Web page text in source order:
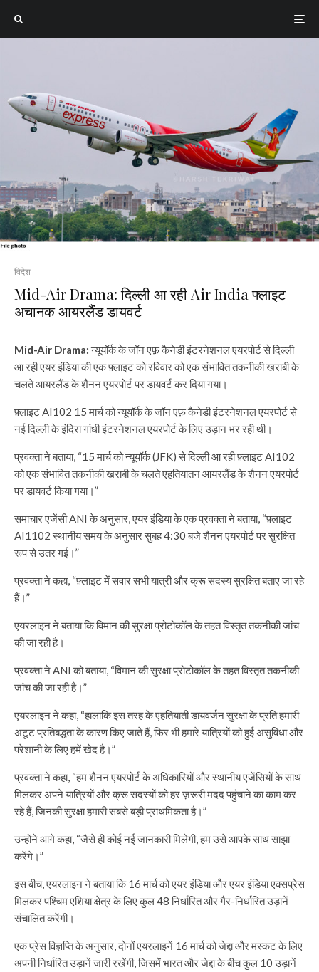
विदेश
Mid-Air Drama: दिल्ली आ रही Air India फ्लाइट
अचानक आयरलैंड डायवर्ट
Mid-Air Drama:न्यूयॉर्क के जॉन एफ़ कैनेडी इंटरनेशनल एयरपोर्ट से दिल्ली
आ रही एयर इंडिया की एक फ़्लाइट को रविवार को एक संभावित तकनीकी खराबी के
चलते आयरलैंड के शैनन एयरपोर्ट पर डायवर्ट कर दिया गया।
फ़्लाइट AI102 15 मार्च को न्यूयॉर्क के जॉन एफ़ कैनेडी इंटरनेशनल एयरपोर्ट से
नई दिल्ली के इंदिरा गांधी इंटरनेशनल एयरपोर्ट के लिए उड़ान भर रही थी।
प्रवक्ता ने बताया, “15 मार्च को न्यूयॉर्क (JFK) से दिल्ली आ रही फ़्लाइट AI102
को एक संभावित तकनीकी खराबी के चलते एहतियातन आयरलैंड के शैनन एयरपोर्ट
पर डायवर्ट किया गया।”
समाचार एजेंसी ANI के अनुसार, एयर इंडिया के एक प्रवक्ता ने बताया, “फ़्लाइट
AI1102 स्थानीय समय के अनुसार सुबह 4:30 बजे शैनन एयरपोर्ट पर सुरक्षित
रूप से उतर गई।”
प्रवक्ता ने कहा, “फ़्लाइट में सवार सभी यात्री और क्रू सदस्य सुरक्षित बताए जा रहे
हैं।”
एयरलाइन ने बताया कि विमान की सुरक्षा प्रोटोकॉल के तहत विस्तृत तकनीकी जांच
की जा रही है।
प्रवक्ता ने ANI को बताया, “विमान की सुरक्षा प्रोटोकॉल के तहत विस्तृत तकनीकी
जांच की जा रही है।”
एयरलाइन ने कहा, “हालांकि इस तरह के एहतियाती डायवर्जन सुरक्षा के प्रति हमारी
अटूट प्रतिबद्धता के कारण किए जाते हैं, फिर भी हमारे यात्रियों को हुई असुविधा और
परेशानी के लिए हमें खेद है।”
प्रवक्ता ने कहा, “हम शैनन एयरपोर्ट के अधिकारियों और स्थानीय एजेंसियों के साथ
मिलकर अपने यात्रियों और क्रू सदस्यों को हर ज़रूरी मदद पहुंचाने का काम कर
रहे हैं, जिनकी सुरक्षा हमारी सबसे बड़ी प्राथमिकता है।”
उन्होंने आगे कहा, “जैसे ही कोई नई जानकारी मिलेगी, हम उसे आपके साथ साझा
करेंगे।”
इस बीच, एयरलाइन ने बताया कि 16 मार्च को एयर इंडिया और एयर इंडिया एक्सप्रेस
मिलकर पश्चिम एशिया क्षेत्र के लिए कुल 48 निर्धारित और गैर-निर्धारित उड़ानें
संचालित करेंगी।
एक प्रेस विज्ञप्ति के अनुसार, दोनों एयरलाइनें 16 मार्च को जेद्दा और मस्कट के लिए
अपनी निर्धारित उड़ानें जारी रखेंगी, जिसमें भारत और जेद्दा के बीच कुल 10 उड़ानें